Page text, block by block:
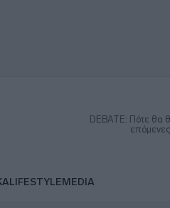
DEBATE: Πότε θα
LIFESTYLEMEDIA